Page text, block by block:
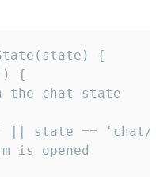
{
{
the chat state
|| state ==
is opened